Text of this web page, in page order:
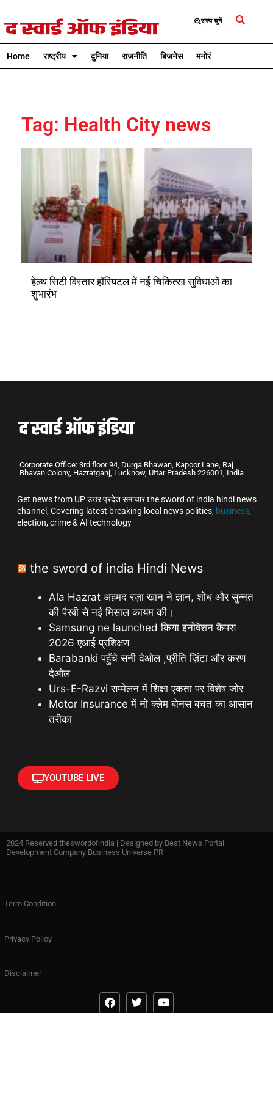
राज्य चुनें
Home राष्ट्रीय दुनिया राजनीति बिजनेस मनोरंजन
Tag: Health City news
हेल्थ सिटी विस्तार हॉस्पिटल में नई चिकित्सा सुविधाओं का
शुभारंभ
Corporate Office: 3rd floor 94, Durga Bhawan, Kapoor Lane, Raj
Bhavan Colony, Hazratganj, Lucknow, Uttar Pradesh 226001, India
Get news from UP उत्तर प्रदेश समाचार the sword of india hindi news
channel, Covering latest breaking local news politics, business,
election, crime & AI technology
the sword of india Hindi News
Ala Hazrat अहमद रज़ा खान ने ज्ञान, शोध और सुन्नत
की पैरवी से नई मिसाल कायम की।
Samsung ne launched किया इनोवेशन कैंपस
2026 एआई प्रशिक्षण
Barabanki पहुँचे सनी देओल ,प्रीति ज़िंटा और करण
देओल
Urs-E-Razvi सम्मेलन में शिक्षा एकता पर विशेष जोर
Motor Insurance में नो क्लेम बोनस बचत का आसान
तरीका
YOUTUBE LIVE
2024 Reserved theswordofindia | Designed by Best News Portal
Development Company Business Universe PR
Term Condition
Privacy Policy
Disclaimer